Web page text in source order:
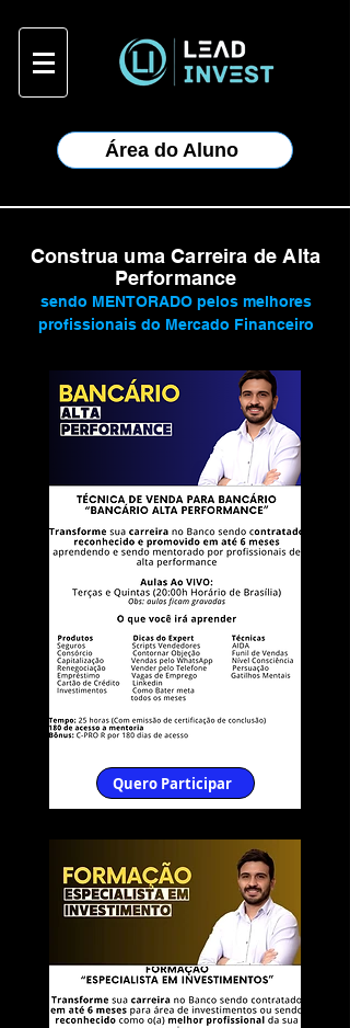
Área do Aluno
Construa uma Carreira de Alta
Performance
sendo MENTORADO pelos melhores
profissionais do Mercado Financeiro
Quero Participar